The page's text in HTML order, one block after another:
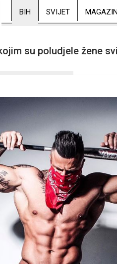
BIH SVIJET MAGAZIN
su poludjele žene